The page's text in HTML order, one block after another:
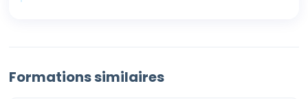
Formations similaires